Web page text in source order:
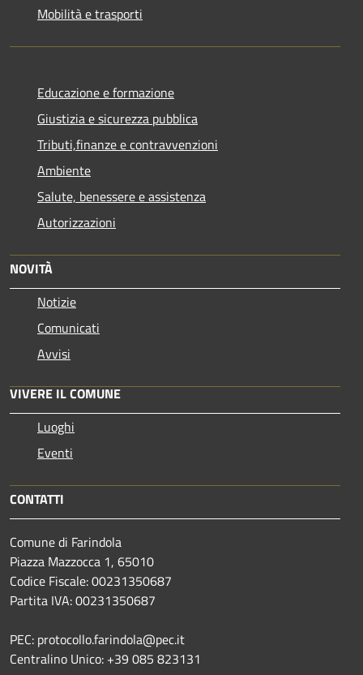
Mobilità e trasporti
Educazione e formazione
Giustizia e sicurezza pubblica
Tributi,finanze e contravvenzioni
Ambiente
Salute, benessere e assistenza
Autorizzazioni
NOVITÀ
Notizie
Comunicati
Avvisi
VIVERE IL COMUNE
Luoghi
Eventi
CONTATTI
Comune di Farindola
Piazza Mazzocca 1, 65010
Codice Fiscale: 00231350687
Partita IVA: 00231350687
PEC: protocollo.farindola@pec.it
Centralino Unico: +39 085 823131